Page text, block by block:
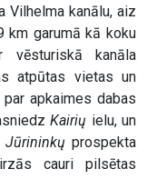
Vilhelma kanālu, aiz
km garumā kā koku
vēsturiskā kanāla
atpūtas vietas un
apkaimes dabas
Kairių ielu, un
Jūrininkųprospekta
cauri pilsētas